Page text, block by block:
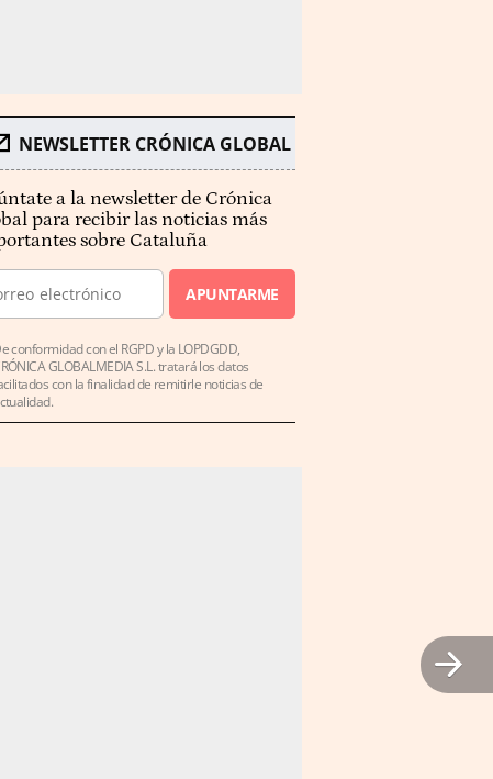
NEWSLETTER CRÓNICA GLOBAL
a la newsletter de Crónica
para recibir las noticias más
sobre Cataluña
APUNTARME
conformidad con el RGPD y la LOPDGDD,
GLOBALMEDIA S.L. tratará los datos
con la finalidad de remitirle noticias de